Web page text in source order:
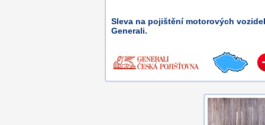
Sleva na pojištění motorových
Generali.